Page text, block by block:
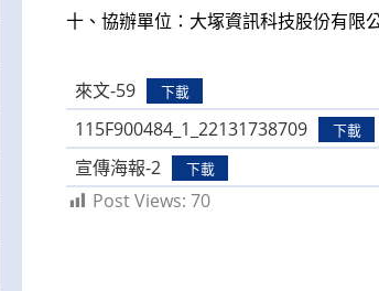
十、協辦單位：大塚資訊科技股份有限
來文-59 下載
115F900484_1_22131738709 下載
宣傳海報-2 下載
Post Views: 70